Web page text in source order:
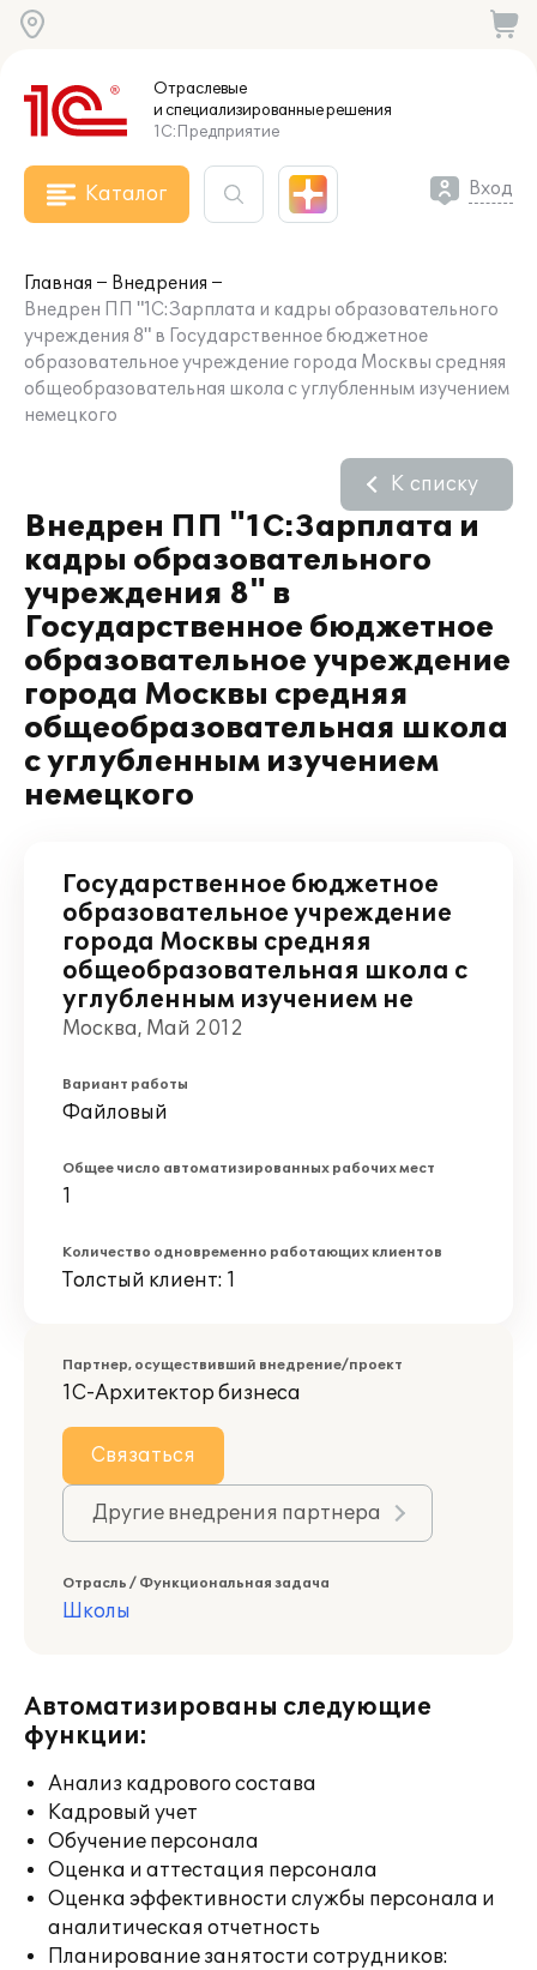
Отраслевые
и специализированныерешения
1С:Предприятие
Каталог Вход
Главная
Внедрения
Внедрен ПП "1С:Зарплата и кадры образовательного
учреждения 8" в Государственное бюджетное
образовательное учреждение города Москвы средняя
общеобразовательная школа с углубленным изучением
немецкого
Внедрен ПП "1С:Зарплата и
кадры образовательного
учреждения 8" в
Государственное бюджетное
образовательное учреждение
города Москвы средняя
общеобразовательная школа
с углубленным изучением
немецкого
К списку
Государственное бюджетное
образовательное учреждение
города Москвы средняя
общеобразовательная школа с
углубленным изучением не
Москва, Май 2012
Вариант работы
Файловый
Общее число автоматизированных рабочих мест
1
Количество одновременно работающих клиентов
Толстый клиент: 1
Партнер, осуществивший внедрение/проект
1С-Архитектор бизнеса
Связаться
Другие внедрения партнера
Отрасль / Функциональная задача
Школы
Автоматизированы следующие
функции:
Анализ кадрового состава
Кадровый учет
Обучение персонала
Оценка и аттестация персонала
Оценка эффективности службы персонала и
аналитическая отчетность
Планирование занятости сотрудников: